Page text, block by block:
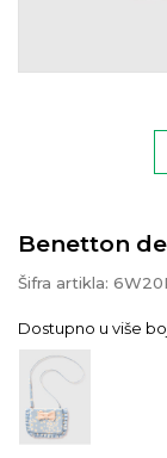
Benetton
Šifra artikla:
Dostupno u više